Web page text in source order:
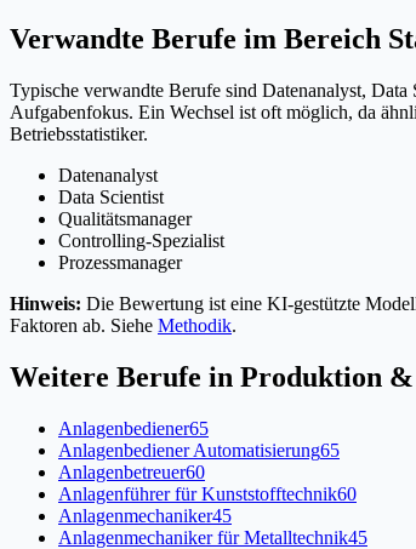
Verwandte Berufe im Bereich
Typische verwandte Berufe sind Datenanalyst,
Aufgabenfokus. Ein Wechsel ist oft möglich, da
Betriebsstatistiker.
Datenanalyst
Data Scientist
Qualitätsmanager
Controlling-Spezialist
Prozessmanager
Hinweis: Die Bewertung ist eine KI-gestützte
Faktoren ab. Siehe Methodik.
Weitere Berufe in Produktion
Anlagenbediener65
Anlagenbediener Automatisierung65
Anlagenbetreuer60
Anlagenführer für Kunststofftechnik60
Anlagenmechaniker45
Anlagenmechaniker für Metalltechnik45